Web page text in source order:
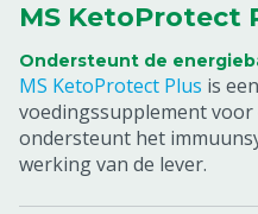
MS KetoProtect
Ondersteunt de
MS KetoProtect Plus is
voedingssupplement
ondersteunt het
werking van de lever.